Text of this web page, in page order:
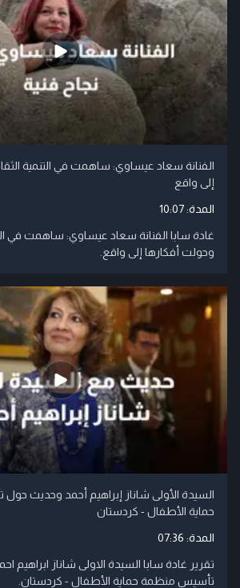
الفنانة سعاد عيساوي: ساهمت في التنمية
إلى واقع
المدة:10:07
غادة سابا الفنانة سعاد عيساوي: ساهمت في
وحولت أفكارها إلى واقع.
السيدة الأولى شاناز إبراهيم أحمد وحديث
حماية الأطفال - كردستان
المدة: 07:36
تقرير غادة سابا السيدة الاولى شاناز ابراهيم
تأسيس منظمة حماية الأطفال - كردستان.